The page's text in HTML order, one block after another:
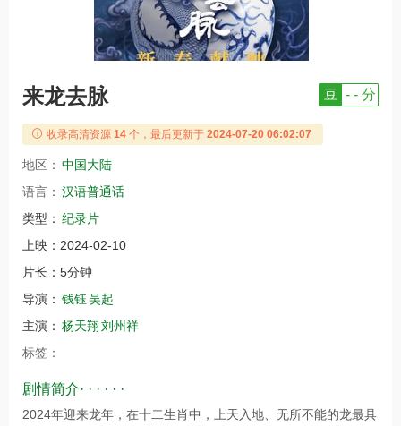
来龙去脉 豆 - - 分
收录高清资源 14 个，最后更新于 2024-07-20 06:02:07
地区： 中国大陆
语言： 汉语普通话
类型： 纪录片
上映： 2024-02-10
片长： 5分钟
导演： 钱钰吴起
主演： 杨天翔刘州祥
标签：
剧情简介· · · · · ·
2024年迎来龙年，在十二生肖中，上天入地、无所不能的龙最具